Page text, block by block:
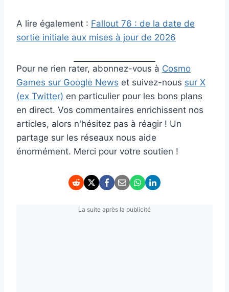
A lire également : Fallout 76 : de la date de
sortie initiale aux mises à jour de 2026
Pour ne rien rater, abonnez-vous à Cosmo
Games sur Google News et suivez-nous sur X
(ex Twitter) en particulier pour les bons plans
en direct. Vos commentaires enrichissent nos
articles, alors n'hésitez pas à réagir ! Un
partage sur les réseaux nous aide
énormément. Merci pour votre soutien !
La suite après la publicité